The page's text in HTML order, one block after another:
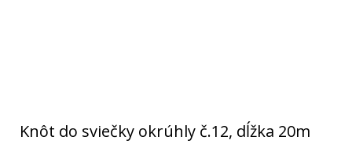
Knôt do sviečky okrúhly č.12, dĺžka 20m